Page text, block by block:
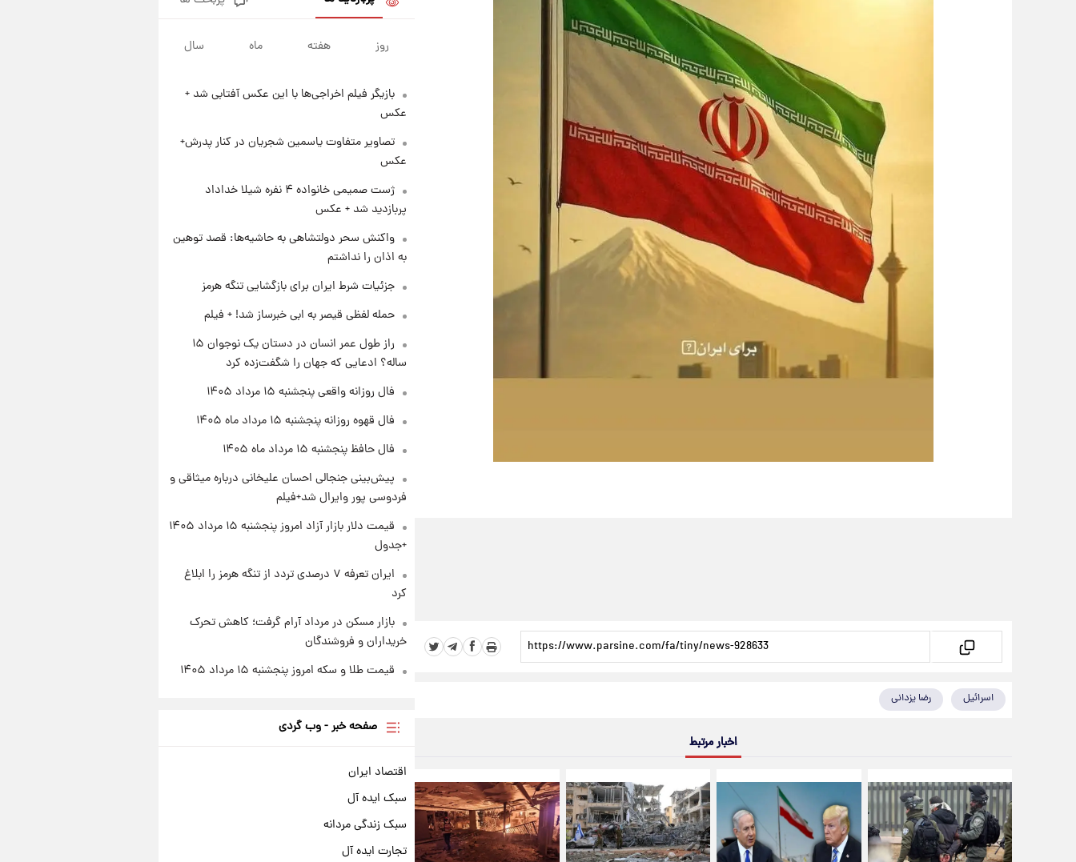
اسرائیل رضا یزدانی
اخبار مرتبط
فال قهوه روزانه پنجشنبه ۱۵ مرداد
ماه ۱۴۰۵
۲۰ ساعت پیش
چهارشنبه ۱۴ مرداد + جدول
تولید سایپا؛ نام خودرو، مبلغ پیش
پرداخت و زمان تحویل | سود
مشارکت چند درصد است؟
روز هفته ماه سال
بازیگر فیلم اخراجی‌ها با این عکس آفتابی شد +
عکس
تصاویر متفاوت یاسمین شجریان در کنار پدرش+
عکس
ژست صمیمی خانواده ۴ نفره شیلا خداداد
پربازدید شد + عکس
واکنش سحر دولتشاهی به حاشیه‌ها: قصد توهین
به اذان را نداشتم
جزئیات شرط ایران برای بازگشایی تنگه هرمز
حمله لفظی قیصر به ابی خبرساز شد! + فیلم
راز طول عمر انسان در دستان یک نوجوان ۱۵
ساله؟ ادعایی که جهان را شگفت‌زده کرد
فال روزانه واقعی پنجشنبه ۱۵ مرداد ۱۴۰۵
فال قهوه روزانه پنجشنبه ۱۵ مرداد ماه ۱۴۰۵
فال حافظ پنجشنبه ۱۵ مرداد ماه ۱۴۰۵
پیش‌بینی جنجالی احسان علیخانی درباره میثاقی و
فردوسی پور وایرال شد+فیلم
قیمت دلار بازار آزاد امروز پنجشنبه ۱۵ مرداد ۱۴۰۵
+جدول
ایران تعرفه ۷ درصدی تردد از تنگه هرمز را ابلاغ
کرد
بازار مسکن در مرداد آرام گرفت؛ کاهش تحرک
خریداران و فروشندگان
قیمت طلا و سکه امروز پنجشنبه ۱۵ مرداد ۱۴۰۵
صفحه خبر - وب گردی
اقتصاد ایران
سبک ایده آل
سبک زندگی مردانه
تجارت ایده آل